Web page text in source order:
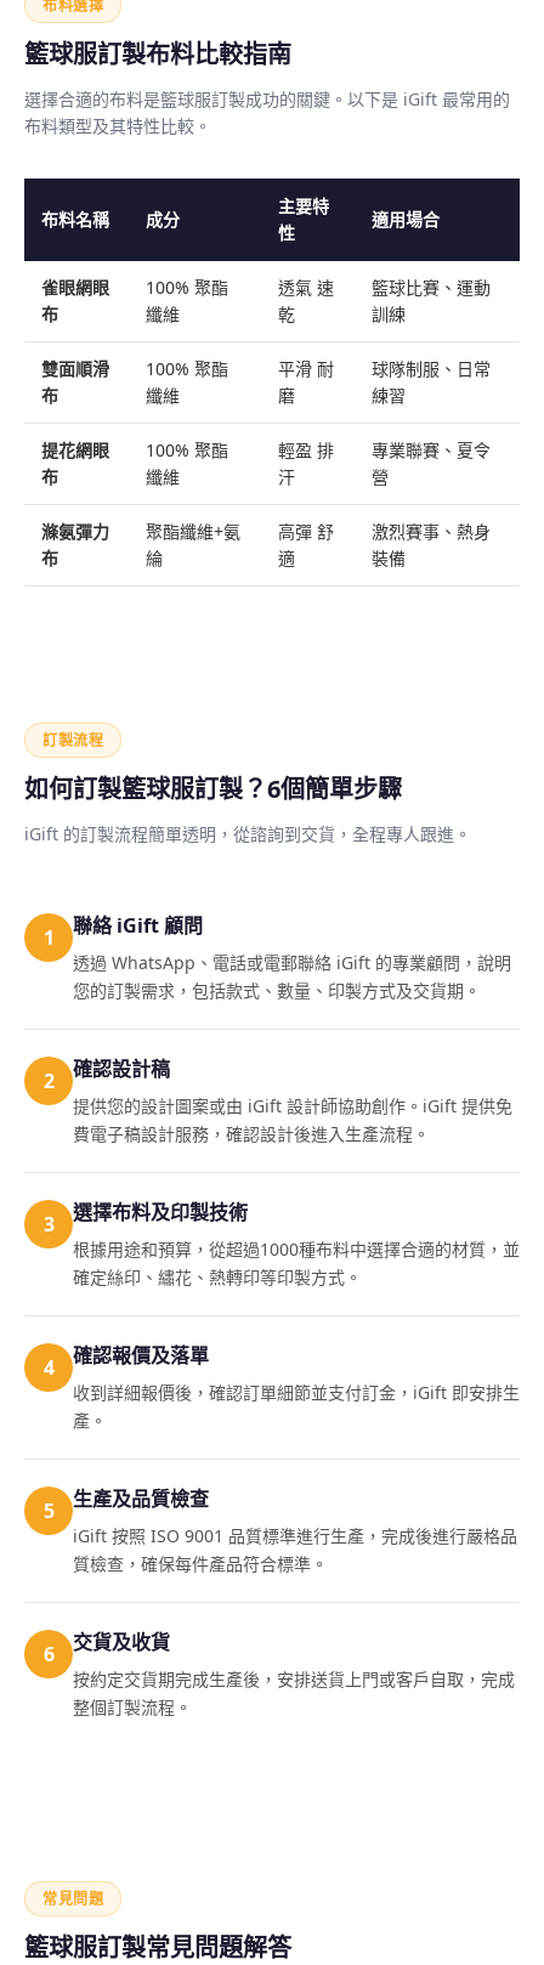
布料選擇
籃球服訂製布料比較指南
選擇合適的布料是籃球服訂製成功的關鍵。以下是 iGift 最常用的
布料類型及其特性比較。
布料名稱 成分
主要特
性
適用場合
雀眼網眼
布
100% 聚酯
纖維
透氣 速
乾
籃球比賽、運動
訓練
雙面順滑
布
100% 聚酯
纖維
平滑 耐
磨
球隊制服、日常
練習
提花網眼
布
100% 聚酯
纖維
輕盈 排
汗
專業聯賽、夏令
營
滌氨彈力
布
聚酯纖維+氨
綸
高彈 舒
適
激烈賽事、熱身
裝備
訂製流程
如何訂製籃球服訂製？6個簡單步驟
iGift 的訂製流程簡單透明，從諮詢到交貨，全程專人跟進。
1 聯絡 iGift 顧問
透過 WhatsApp、電話或電郵聯絡 iGift 的專業顧問，說明
您的訂製需求，包括款式、數量、印製方式及交貨期。
2 確認設計稿
提供您的設計圖案或由 iGift 設計師協助創作。iGift 提供免
費電子稿設計服務，確認設計後進入生產流程。
3 選擇布料及印製技術
根據用途和預算，從超過1000種布料中選擇合適的材質，並
確定絲印、繡花、熱轉印等印製方式。
4 確認報價及落單
收到詳細報價後，確認訂單細節並支付訂金，iGift 即安排生
產。
5 生產及品質檢查
iGift 按照 ISO 9001 品質標準進行生產，完成後進行嚴格品
質檢查，確保每件產品符合標準。
6 交貨及收貨
按約定交貨期完成生產後，安排送貨上門或客戶自取，完成
整個訂製流程。
常見問題
籃球服訂製常見問題解答